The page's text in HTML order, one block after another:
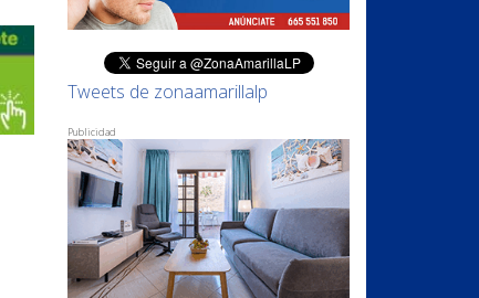
Tweets de zonaamarillalp
Publicidad